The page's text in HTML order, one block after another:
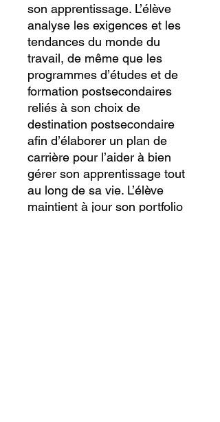
son apprentissage. L’élève
analyse les exigences et les
tendances du monde du
travail, de même que les
programmes d’études et de
formation postsecondaires
reliés à son choix de
destination postsecondaire
afin d’élaborer un plan de
carrière pour l’aider à bien
gérer son apprentissage tout
au long de sa vie. L’élève
maintient à jour son portfolio